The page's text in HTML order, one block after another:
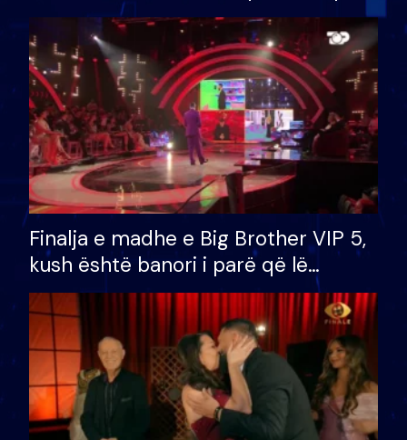
Finalja e madhe e Big Brother VIP 5,
kush është banori i parë që lë
shtëpinë dhe humb mundësinë për
të fituar çmimin e madh